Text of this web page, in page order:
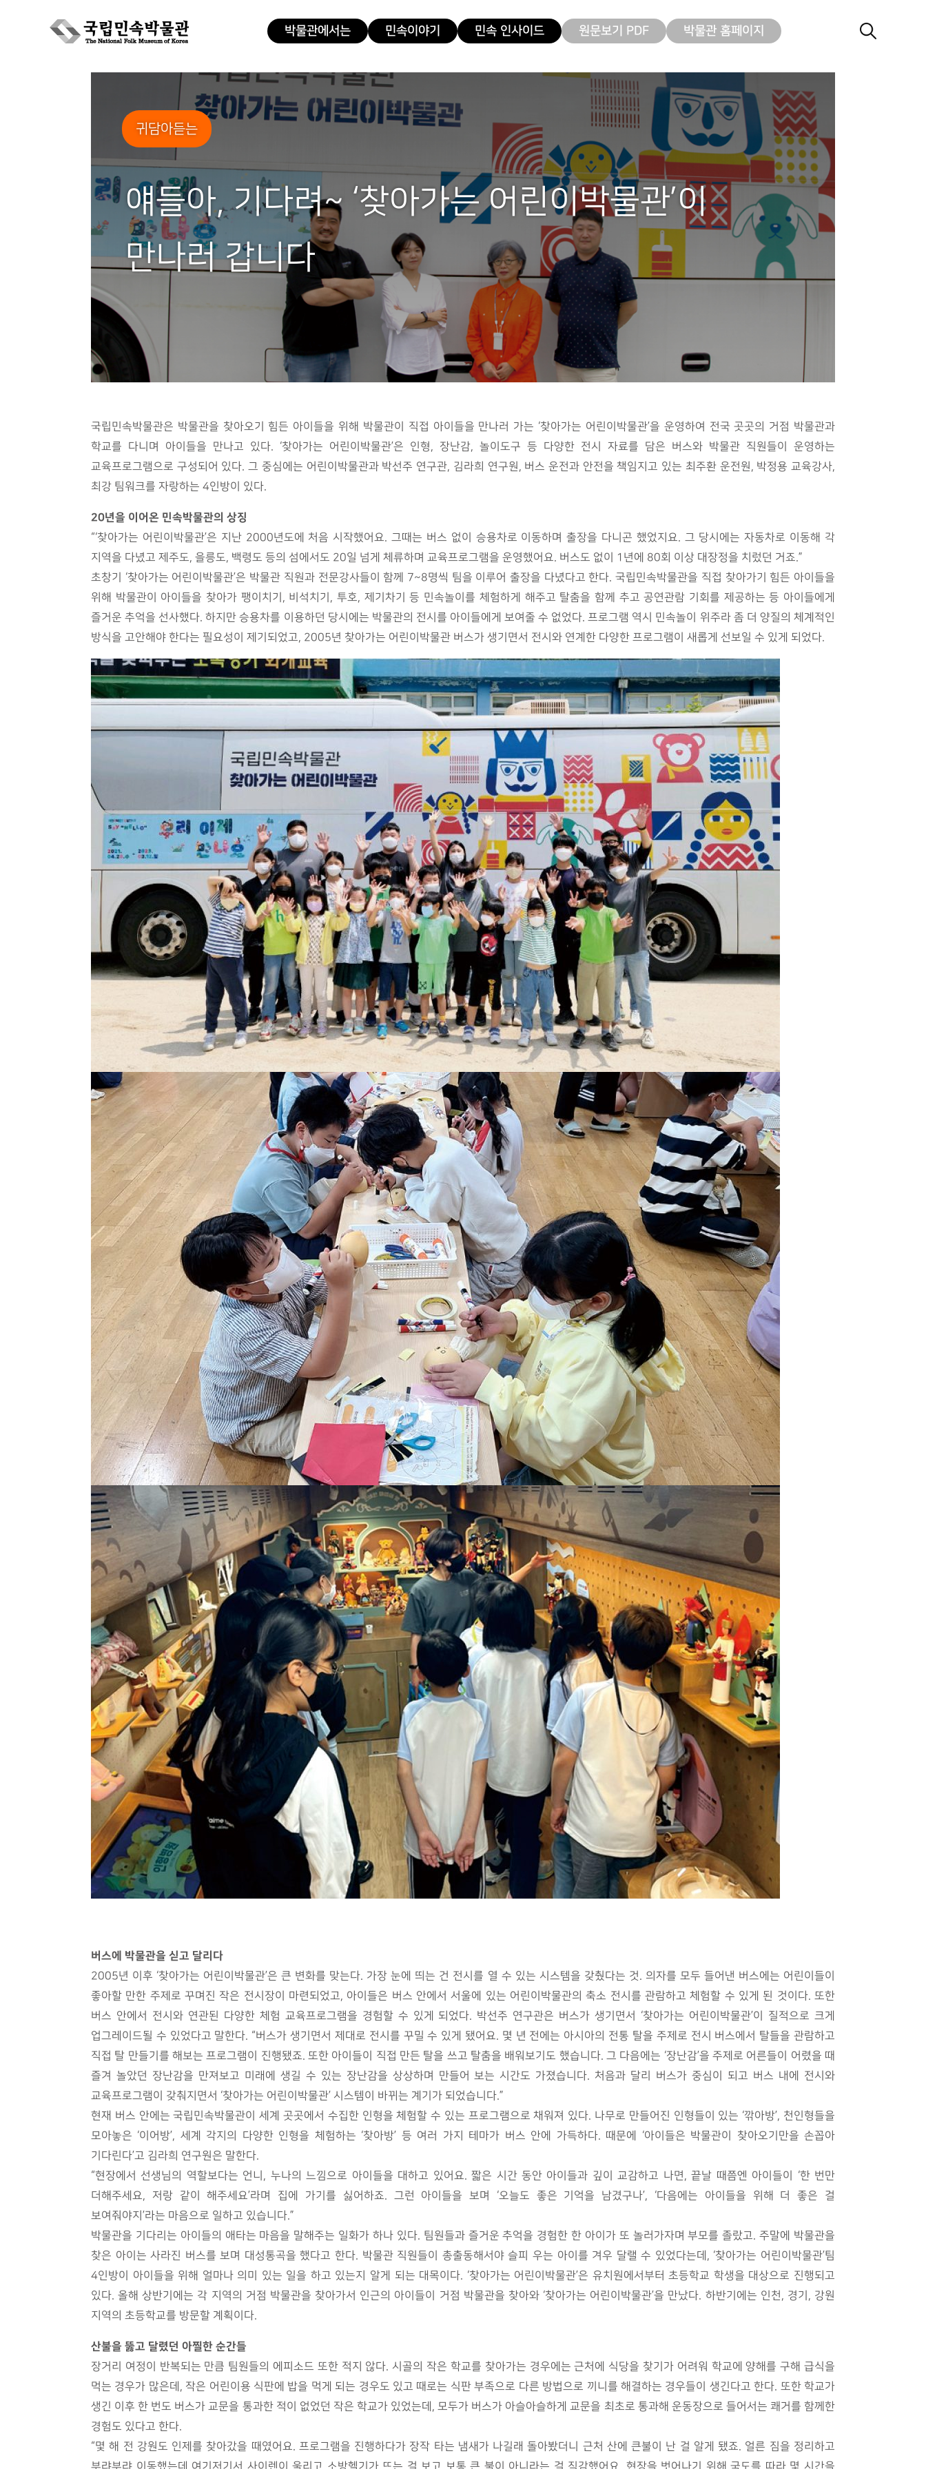
박물관에서는 민속이야기 민속 인사이드 원문보기 PDF 박물관 홈페이지
Skip
귀담아듣는
얘들아, 기다려~ ‘찾아가는 어린이박물관’이
만나러 갑니다
국립민속박물관은 박물관을 찾아오기 힘든 아이들을 위해 박물관이 직접 아이들을 만나러 가는 ‘찾아가는 어린이박물관’을 운영하여 전국 곳곳의 거점 박물관과
학교를 다니며 아이들을 만나고 있다. ‘찾아가는 어린이박물관’은 인형, 장난감, 놀이도구 등 다양한 전시 자료를 담은 버스와 박물관 직원들이 운영하는
교육프로그램으로 구성되어 있다. 그 중심에는 어린이박물관과 박선주 연구관, 김라희 연구원, 버스 운전과 안전을 책임지고 있는 최주환 운전원, 박정용 교육강사,
최강 팀워크를 자랑하는 4인방이 있다.
20년을 이어온 민속박물관의 상징
“‘찾아가는 어린이박물관’은 지난 2000년도에 처음 시작했어요. 그때는 버스 없이 승용차로 이동하며 출장을 다니곤 했었지요. 그 당시에는 자동차로 이동해 각
지역을 다녔고 제주도, 을릉도, 백령도 등의 섬에서도 20일 넘게 체류하며 교육프로그램을 운영했어요. 버스도 없이 1년에 80회 이상 대장정을 치렀던 거죠.”
초창기 ‘찾아가는 어린이박물관’은 박물관 직원과 전문강사들이 함께 7~8명씩 팀을 이루어 출장을 다녔다고 한다. 국립민속박물관을 직접 찾아가기 힘든 아이들을
위해 박물관이 아이들을 찾아가 팽이치기, 비석치기, 투호, 제기차기 등 민속놀이를 체험하게 해주고 탈춤을 함께 추고 공연관람 기회를 제공하는 등 아이들에게
즐거운 추억을 선사했다. 하지만 승용차를 이용하던 당시에는 박물관의 전시를 아이들에게 보여줄 수 없었다. 프로그램 역시 민속놀이 위주라 좀 더 양질의 체계적인
방식을 고안해야 한다는 필요성이 제기되었고, 2005년 찾아가는 어린이박물관 버스가 생기면서 전시와 연계한 다양한 프로그램이 새롭게 선보일 수 있게 되었다.
버스에 박물관을 싣고 달리다
2005년 이후 ‘찾아가는 어린이박물관’은 큰 변화를 맞는다. 가장 눈에 띄는 건 전시를 열 수 있는 시스템을 갖췄다는 것. 의자를 모두 들어낸 버스에는 어린이들이
좋아할 만한 주제로 꾸며진 작은 전시장이 마련되었고, 아이들은 버스 안에서 서울에 있는 어린이박물관의 축소 전시를 관람하고 체험할 수 있게 된 것이다. 또한
버스 안에서 전시와 연관된 다양한 체험 교육프로그램을 경험할 수 있게 되었다. 박선주 연구관은 버스가 생기면서 ‘찾아가는 어린이박물관’이 질적으로 크게
업그레이드될 수 있었다고 말한다. “버스가 생기면서 제대로 전시를 꾸밀 수 있게 됐어요. 몇 년 전에는 아시아의 전통 탈을 주제로 전시 버스에서 탈들을 관람하고
직접 탈 만들기를 해보는 프로그램이 진행됐죠. 또한 아이들이 직접 만든 탈을 쓰고 탈춤을 배워보기도 했습니다. 그 다음에는 ‘장난감’을 주제로 어른들이 어렸을 때
즐겨 놀았던 장난감을 만져보고 미래에 생길 수 있는 장난감을 상상하며 만들어 보는 시간도 가졌습니다. 처음과 달리 버스가 중심이 되고 버스 내에 전시와
교육프로그램이 갖춰지면서 ‘찾아가는 어린이박물관’ 시스템이 바뀌는 계기가 되었습니다.”
현재 버스 안에는 국립민속박물관이 세계 곳곳에서 수집한 인형을 체험할 수 있는 프로그램으로 채워져 있다. 나무로 만들어진 인형들이 있는 ‘깎아방’, 천인형들을
모아놓은 ‘이어방’, 세계 각지의 다양한 인형을 체험하는 ‘찾아방’ 등 여러 가지 테마가 버스 안에 가득하다. 때문에 ‘아이들은 박물관이 찾아오기만을 손꼽아
기다린다’고 김라희 연구원은 말한다.
“현장에서 선생님의 역할보다는 언니, 누나의 느낌으로 아이들을 대하고 있어요. 짧은 시간 동안 아이들과 깊이 교감하고 나면, 끝날 때쯤엔 아이들이 ‘한 번만
더해주세요, 저랑 같이 해주세요’라며 집에 가기를 싫어하죠. 그런 아이들을 보며 ‘오늘도 좋은 기억을 남겼구나’, ‘다음에는 아이들을 위해 더 좋은 걸
보여줘야지’라는 마음으로 일하고 있습니다.”
박물관을 기다리는 아이들의 애타는 마음을 말해주는 일화가 하나 있다. 팀원들과 즐거운 추억을 경험한 한 아이가 또 놀러가자며 부모를 졸랐고. 주말에 박물관을
찾은 아이는 사라진 버스를 보며 대성통곡을 했다고 한다. 박물관 직원들이 총출동해서야 슬피 우는 아이를 겨우 달랠 수 있었다는데, ‘찾아가는 어린이박물관’팀
4인방이 아이들을 위해 얼마나 의미 있는 일을 하고 있는지 알게 되는 대목이다. ‘찾아가는 어린이박물관’은 유치원에서부터 초등학교 학생을 대상으로 진행되고
있다. 올해 상반기에는 각 지역의 거점 박물관을 찾아가서 인근의 아이들이 거점 박물관을 찾아와 ‘찾아가는 어린이박물관’을 만났다. 하반기에는 인천, 경기, 강원
지역의 초등학교를 방문할 계획이다.
산불을 뚫고 달렸던 아찔한 순간들
장거리 여정이 반복되는 만큼 팀원들의 에피소드 또한 적지 않다. 시골의 작은 학교를 찾아가는 경우에는 근처에 식당을 찾기가 어려워 학교에 양해를 구해 급식을
먹는 경우가 많은데, 작은 어린이용 식판에 밥을 먹게 되는 경우도 있고 때로는 식판 부족으로 다른 방법으로 끼니를 해결하는 경우들이 생긴다고 한다. 또한 학교가
생긴 이후 한 번도 버스가 교문을 통과한 적이 없었던 작은 학교가 있었는데, 모두가 버스가 아슬아슬하게 교문을 최초로 통과해 운동장으로 들어서는 쾌거를 함께한
경험도 있다고 한다.
“몇 해 전 강원도 인제를 찾아갔을 때였어요. 프로그램을 진행하다가 장작 타는 냄새가 나길래 돌아봤더니 근처 산에 큰불이 난 걸 알게 됐죠. 얼른 짐을 정리하고
부랴부랴 이동했는데 여기저기서 사이렌이 울리고 소방헬기가 뜨는 걸 보고 보통 큰 불이 아니라는 걸 직감했어요. 현장을 벗어나기 위해 국도를 따라 몇 시간을